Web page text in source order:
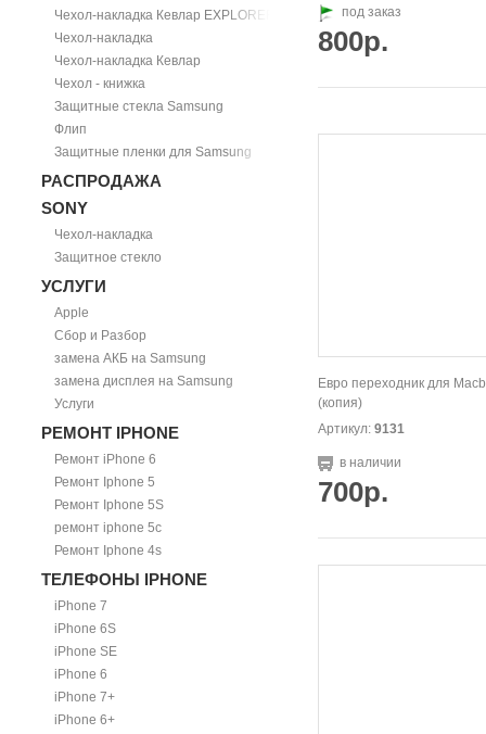
Чехол-накладка Кевлар EXPLORER
Чехол-накладка
Чехол-накладка Кевлар
Чехол - книжка
Защитные стекла Samsung
Флип
Защитные пленки для Samsung
РАСПРОДАЖА
SONY
Чехол-накладка
Защитное стекло
УСЛУГИ
Apple
Сбор и Разбор
замена АКБ на Samsung
замена дисплея на Samsung
Услуги
РЕМОНТ IPHONE
Ремонт iPhone 6
Ремонт Iphone 5
Ремонт Iphone 5S
ремонт iphone 5c
Ремонт Iphone 4s
ТЕЛЕФОНЫ IPHONE
iPhone 7
iPhone 6S
iPhone SE
iPhone 6
iPhone 7+
iPhone 6+
под заказ
800р.
Евро переходник для
(копия)
Артикул: 9131
в наличии
700р.